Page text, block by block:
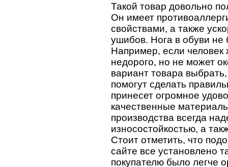
Такой товар довольно
Он имеет
свойствами, а также
ушибов. Нога в обуви не
Например, если человек
недорого, но не может
вариант товара
помогут сделать
принесет огромное
качественные
производства всегда
износостойкостью, а
Стоит отметить, что
сайте все установлено
покупателю было легче